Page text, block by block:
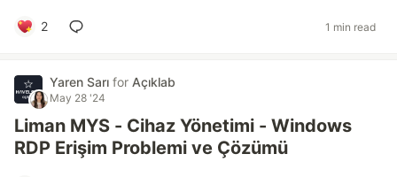
2 1 min read
Yaren Sarı for Açıklab
May 28 '24
Liman MYS - Cihaz Yönetimi - Windows
RDP Erişim Problemi ve Çözümü